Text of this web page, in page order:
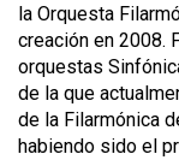
la Orquesta
creación en 2008.
orquestas
de la que
de la Filarmónica
habiendo sido el